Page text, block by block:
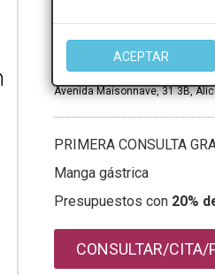
ACEPTAR
beautybybeltran
1
Avenida Maisonnave, 31 3B,
PRIMERA CONSULTA
Manga gástrica
Presupuestos con 20%
CONSULTAR/CITA/